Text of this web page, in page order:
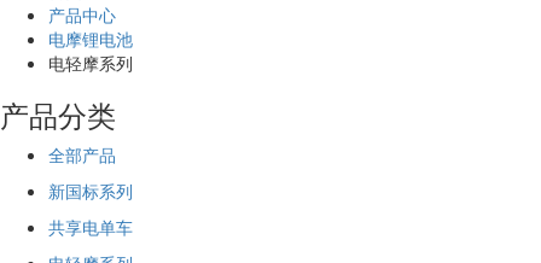
产品中心
电摩锂电池
电轻摩系列
产品分类
全部产品
新国标系列
共享电单车